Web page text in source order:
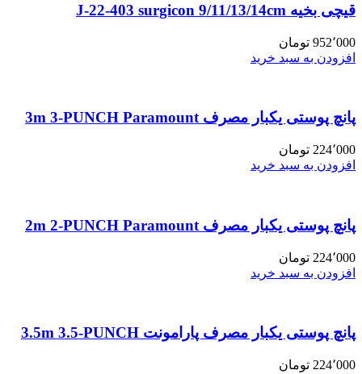
قیچی بخیه J-22-403 surgicon 9/11/13/14cm
952٬000 تومان
افزودن به سبد خرید
پانچ پوستی یکبار مصرف 3m 3-PUNCH Paramount
224٬000 تومان
افزودن به سبد خرید
پانچ پوستی یکبار مصرف 2m 2-PUNCH Paramount
224٬000 تومان
افزودن به سبد خرید
پانچ پوستی یکبار مصرف پارامونت 3.5m 3.5-PUNCH
224٬000 تومان